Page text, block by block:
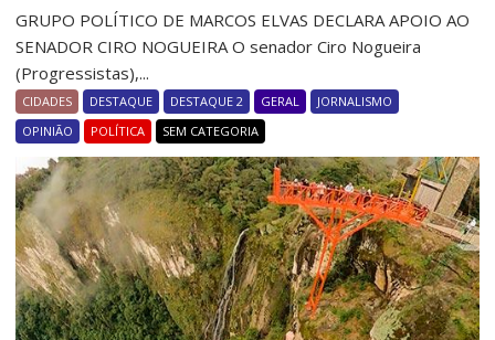
GRUPO POLÍTICO DE MARCOS ELVAS DECLARA APOIO AO
SENADOR CIRO NOGUEIRA O senador Ciro Nogueira
(Progressistas),...
CIDADES DESTAQUE DESTAQUE 2 GERAL
JORNALISMO
OPINIÃO
POLÍTICA SEM CATEGORIA